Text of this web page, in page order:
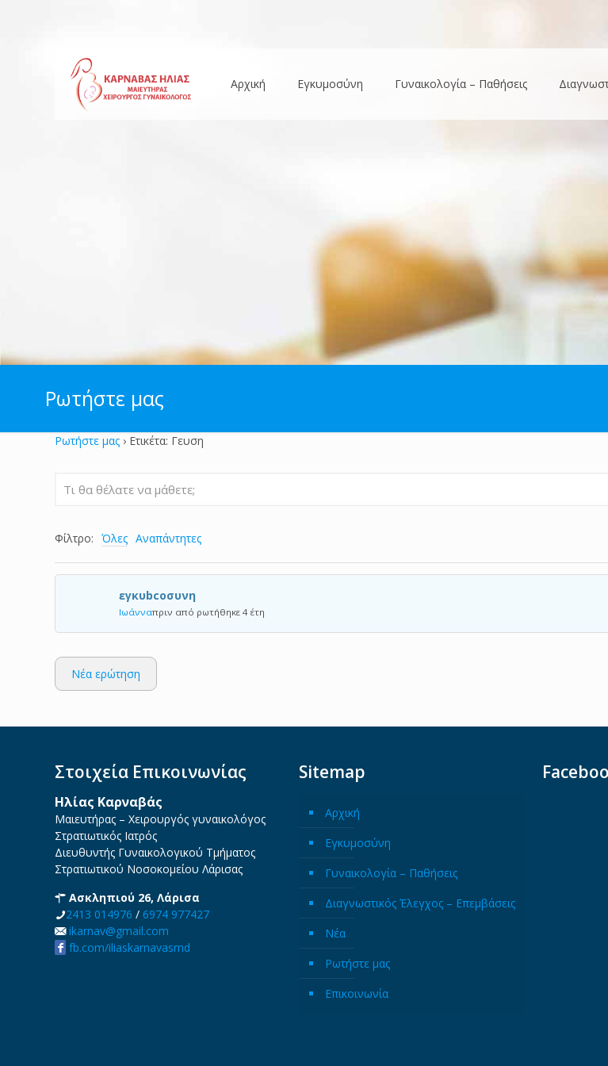
Αρχική Εγκυμοσύνη Γυναικολογία – Παθήσεις
Ρωτήστε μας
Ρωτήστε μας › Ετικέτα: Γευση
Φίλτρο: Όλες Αναπάντητες
εγκυbcοσυνη
Ιωάνναπριν από ρωτήθηκε 4 έτη
Νέα ερώτηση
Στοιχεία Επικοινωνίας
Ηλίας Καρναβάς
Μαιευτήρας – Χειρουργός γυναικολόγος
Στρατιωτικός Ιατρός
Διευθυντής Γυναικολογικού Τμήματος
Στρατιωτικού Νοσοκομείου Λάρισας
Ασκληπιού 26, Λάρισα
2413 014976 / 6974 977427
ikarnav@gmail.com
fb.com/iliaskarnavasmd
Sitemap
Αρχική
Εγκυμοσύνη
Γυναικολογία – Παθήσεις
Διαγνωστικός Έλεγχος – Επεμβάσεις
Νέα
Ρωτήστε μας
Επικοινωνία